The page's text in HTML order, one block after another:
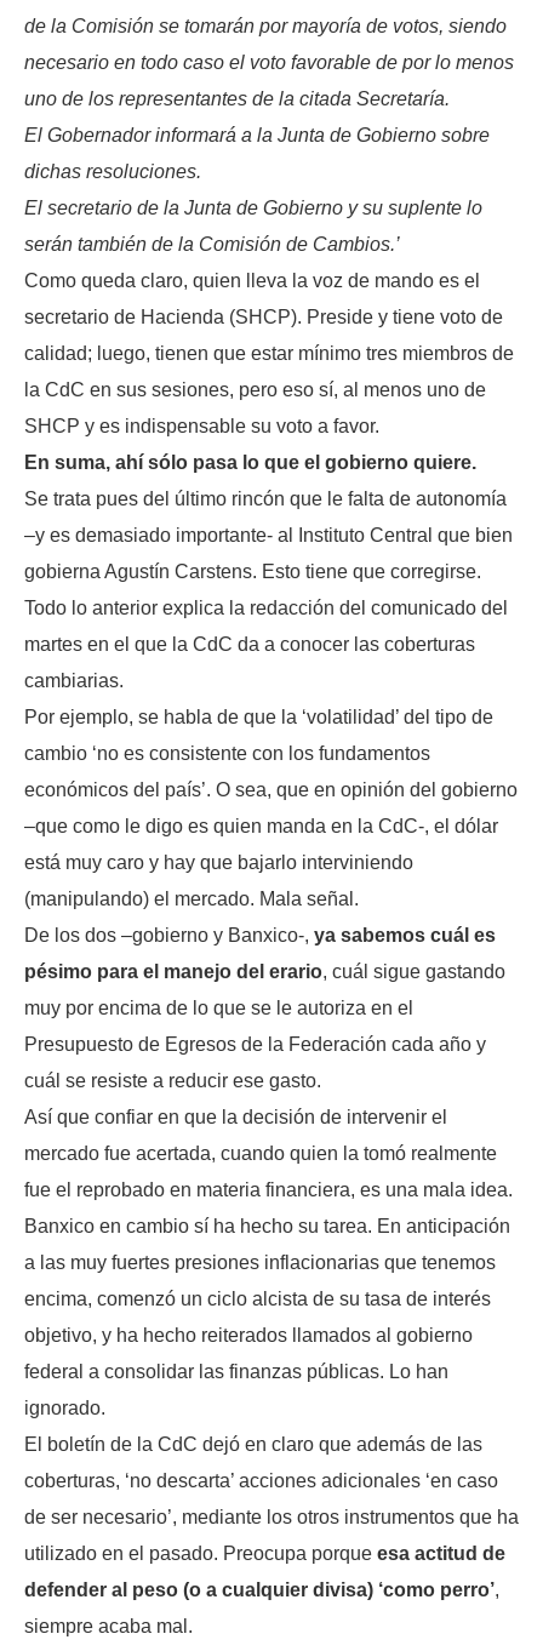
de la Comisión se tomarán por mayoría de votos, siendo
necesario en todo caso el voto favorable de por lo menos
uno de los representantes de la citada Secretaría.
El Gobernador informará a la Junta de Gobierno sobre
dichas resoluciones.
El secretario de la Junta de Gobierno y su suplente lo
serán también de la Comisión de Cambios.’
Como queda claro, quien lleva la voz de mando es el
secretario de Hacienda (SHCP). Preside y tiene voto de
calidad; luego, tienen que estar mínimo tres miembros de
la CdC en sus sesiones, pero eso sí, al menos uno de
SHCP y es indispensable su voto a favor.
En suma, ahí sólo pasa lo que el gobierno quiere.
Se trata pues del último rincón que le falta de autonomía
–y es demasiado importante- al Instituto Central que bien
gobierna Agustín Carstens. Esto tiene que corregirse.
Todo lo anterior explica la redacción del comunicado del
martes en el que la CdC da a conocer las coberturas
cambiarias.
Por ejemplo, se habla de que la ‘volatilidad’ del tipo de
cambio ‘no es consistente con los fundamentos
económicos del país’. O sea, que en opinión del gobierno
–que como le digo es quien manda en la CdC-, el dólar
está muy caro y hay que bajarlo interviniendo
(manipulando) el mercado. Mala señal.
De los dos –gobierno y Banxico-, ya sabemos cuál es
pésimo para el manejo del erario, cuál sigue gastando
muy por encima de lo que se le autoriza en el
Presupuesto de Egresos de la Federación cada año y
cuál se resiste a reducir ese gasto.
Así que confiar en que la decisión de intervenir el
mercado fue acertada, cuando quien la tomó realmente
fue el reprobado en materia financiera, es una mala idea.
Banxico en cambio sí ha hecho su tarea. En anticipación
a las muy fuertes presiones inflacionarias que tenemos
encima, comenzó un ciclo alcista de su tasa de interés
objetivo, y ha hecho reiterados llamados al gobierno
federal a consolidar las finanzas públicas. Lo han
ignorado.
El boletín de la CdC dejó en claro que además de las
coberturas, ‘no descarta’ acciones adicionales ‘en caso
de ser necesario’, mediante los otros instrumentos que ha
utilizado en el pasado. Preocupa porque esa actitud de
defender al peso (o a cualquier divisa) ‘como perro’,
siempre acaba mal.